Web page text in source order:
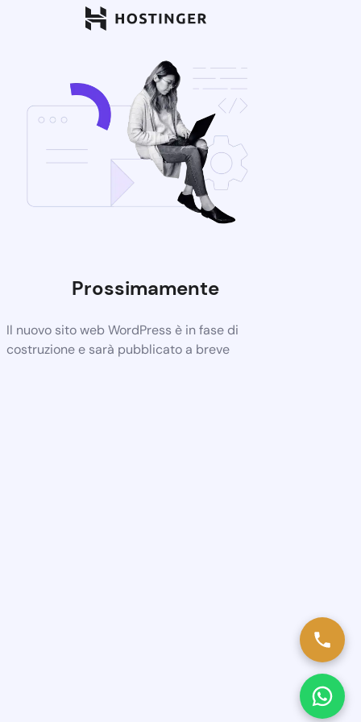
Prossimamente
Il nuovo sito web WordPress è in fase di
costruzione e sarà pubblicato a breve